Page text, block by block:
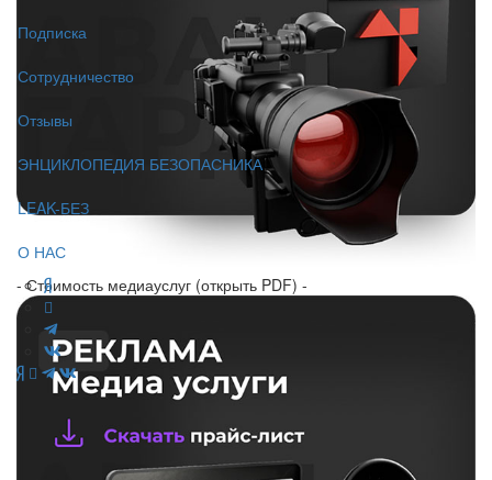
Подписка
Сотрудничество
Отзывы
ЭНЦИКЛОПЕДИЯ БЕЗОПАСНИКА
LEAK-БЕЗ
О НАС
- Стоимость медиауслуг (открыть PDF) -